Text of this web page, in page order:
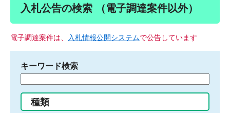
入札公告の検索 （電子調達案件以外）
電子調達案件は、 入札情報公開システムで公告しています
キーワード検索
る
種類